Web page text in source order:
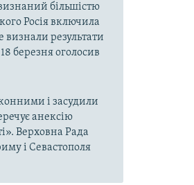
більшістю
Росія включила
результати
березня оголосив
і засудили
анексію
Верховна Рада
і Севастополя